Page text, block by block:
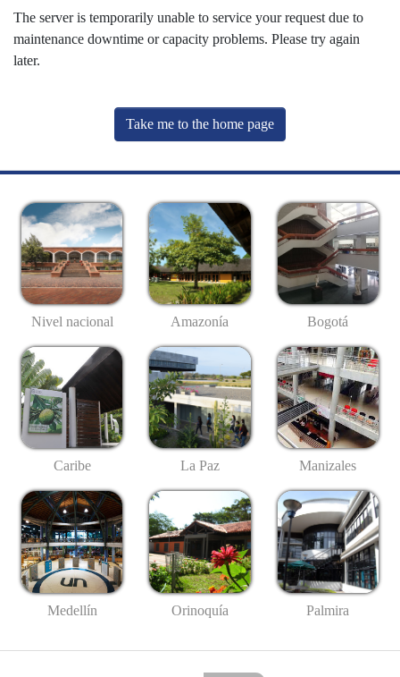
The server is temporarily unable to service your request due to
maintenance downtime or capacity problems. Please try again
later.
Take me to the home page
Nivel nacional Amazonía Bogotá
Caribe La Paz Manizales
Medellín Orinoquía Palmira